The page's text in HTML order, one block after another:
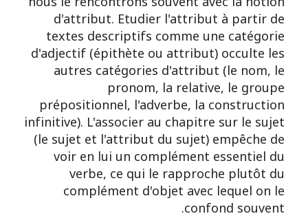
d'attribut. Etudier l'attribut à partir de
textes descriptifs comme une catégorie
d'adjectif (épithète ou attribut) occulte les
autres catégories d'attribut (le nom, le
pronom, la relative, le groupe
prépositionnel, l'adverbe, la construction
infinitive). L'associer au chapitre sur le sujet
(le sujet et l'attribut du sujet) empêche de
voir en lui un complément essentiel du
verbe, ce qui le rapproche plutôt du
complément d'objet avec lequel on le
confond souvent.